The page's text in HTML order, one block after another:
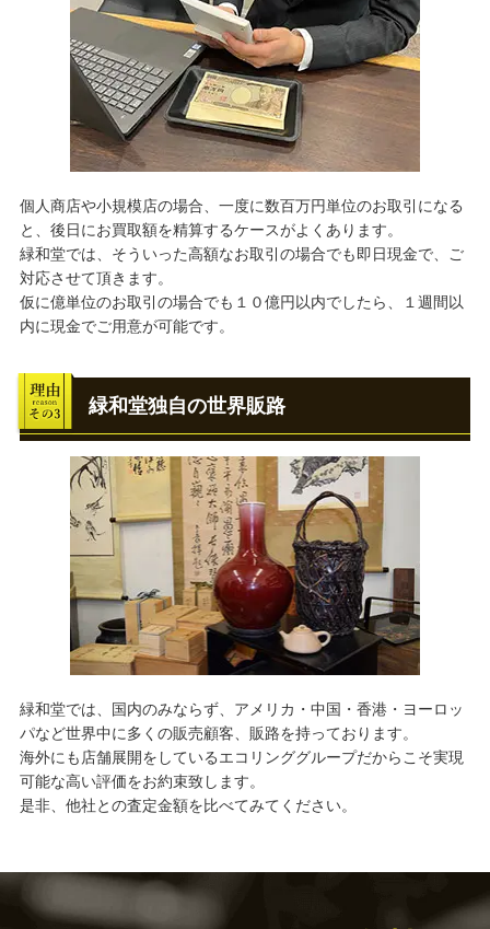
個人商店や小規模店の場合、一度に数百万円単位のお取引になる
と、後日にお買取額を精算するケースがよくあります。
緑和堂では、そういった高額なお取引の場合でも即日現金で、ご
対応させて頂きます。
仮に億単位のお取引の場合でも１０億円以内でしたら、１週間以
内に現金でご用意が可能です。
緑和堂独自の世界販路
緑和堂では、国内のみならず、アメリカ・中国・香港・ヨーロッ
パなど世界中に多くの販売顧客、販路を持っております。
海外にも店舗展開をしているエコリンググループだからこそ実現
可能な高い評価をお約束致します。
是非、他社との査定金額を比べてみてください。